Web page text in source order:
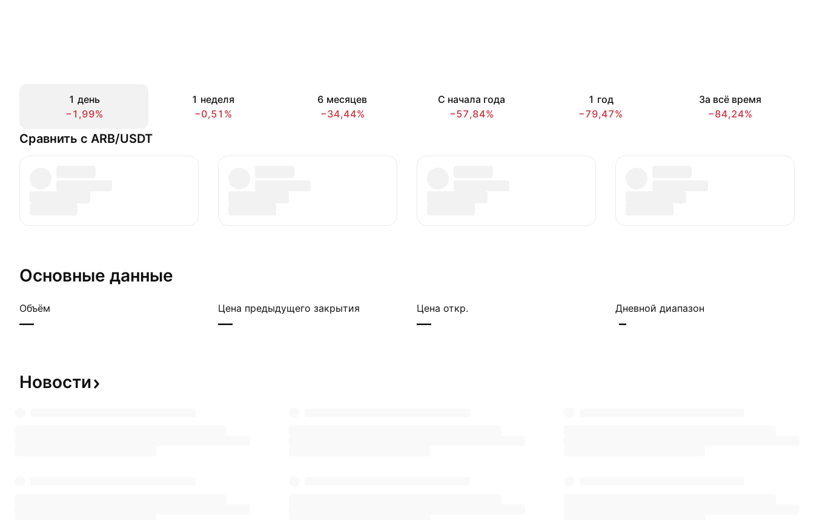
1 день
−1,99%
1 неделя
−0,51%
6 месяцев
−34,44%
С начала года
−57,84%
1 год
−79,47%
За всё время
−84,24%
Сравнить с ARB/USDT
Основные данные
Объём
—
Цена предыдущего закрытия
—
Цена откр.
—
Дневной диапазон
–
Новости